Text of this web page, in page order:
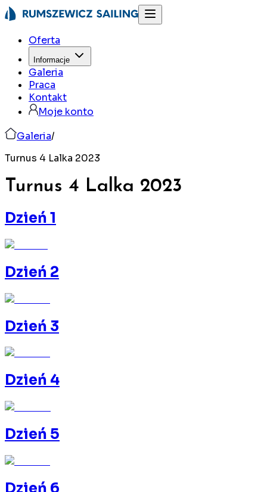
Oferta
Informacje
Galeria
Praca
Kontakt
Moje konto
Galeria/
Turnus 4 Lalka 2023
Turnus 4 Lalka 2023
Dzień 1
Dzień 2
Dzień 3
Dzień 4
Dzień 5
Dzień 6